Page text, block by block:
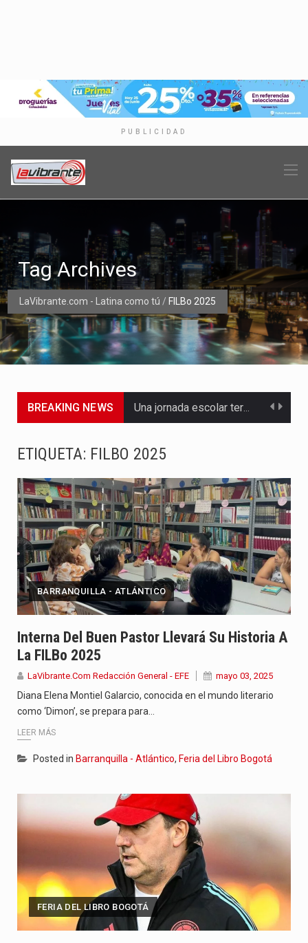
PUBLICIDAD
LaVibrante.com - Latina como tú / FILBo 2025
Tag Archives
BREAKING NEWS Una jornada escolar terminó en tragedia este viernes 7 de…
Abelardo de la Espriella asumió este viernes 7 de agosto…
La llegada de Álvaro Uribe Vélez a la ceremonia de…
Con una salva de 21 cañonazos se cumplieron los honores…
Con el inicio del gobierno de Abelardo de la Espriella,…
Las autoridades sanitarias de Francia y España mantienen bajo vigilancia…
ETIQUETA: FILBO 2025
BARRANQUILLA - ATLÁNTICO
Interna Del Buen Pastor Llevará Su Historia A
La FILBo 2025
LaVibrante.Com Redacción General - EFE mayo 03, 2025
Diana Elena Montiel Galarcio, conocida en el mundo literario
como ‘Dimon’, se prepara para…
LEER MÁS
Posted in Barranquilla - Atlántico, Feria del Libro Bogotá
FERIA DEL LIBRO BOGOTÁ